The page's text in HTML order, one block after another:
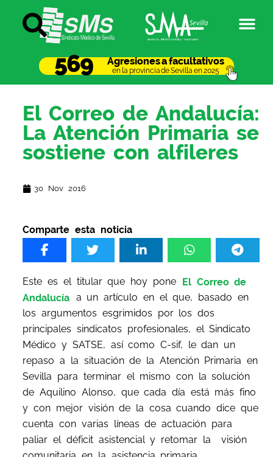
Agresiones a facultativos
en la provincia de Sevilla en 2025
569
El Correo de Andalucía:
La Atención Primaria se
sostiene con alfileres
30 Nov 2016
Comparte esta noticia
Este es el titular que hoy pone El Correo de
Andalucía a un artículo en el que, basado en
los argumentos esgrimidos por los dos
principales sindicatos profesionales, el Sindicato
Médico y SATSE, así como C-sif, le dan un
repaso a la situación de la Atención Primaria en
Sevilla para terminar el mismo con la solución
de Aquilino Alonso, que cada día está más fino
y con mejor visión de la cosa cuando dice que
cuenta con varias líneas de actuación para
paliar el déficit asistencial y retomar la visión